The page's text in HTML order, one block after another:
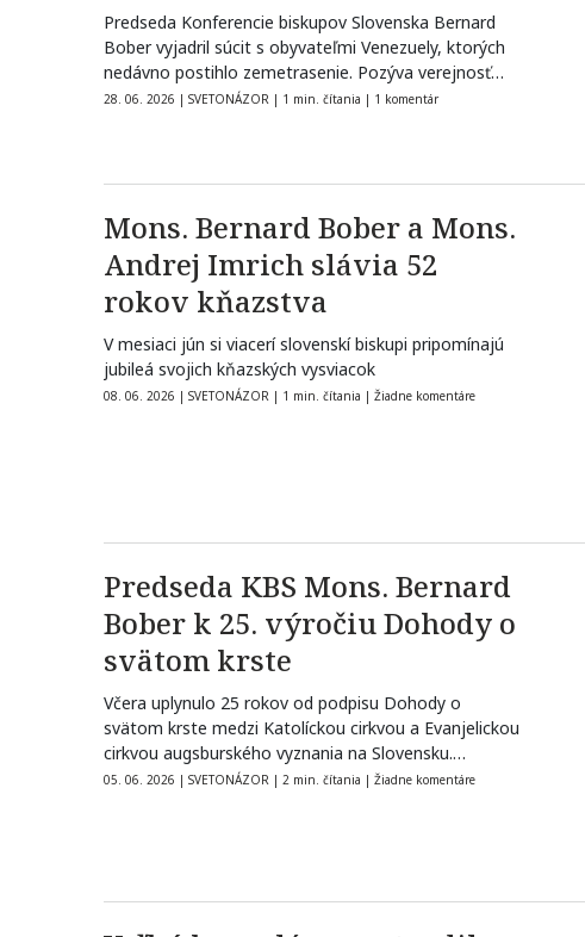
Predseda Konferencie biskupov Slovenska Bernard
Bober vyjadril súcit s obyvateľmi Venezuely, ktorých
nedávno postihlo zemetrasenie. Pozýva verejnosť
pomôcť cez zbierku.…
28. 06. 2026 | SVETONÁZOR | 1 min. čítania | 1 komentár
Mons. Bernard Bober a Mons.
Andrej Imrich slávia 52
rokov kňazstva
V mesiaci jún si viacerí slovenskí biskupi pripomínajú
jubileá svojich kňazských vysviacok
08. 06. 2026 | SVETONÁZOR | 1 min. čítania | Žiadne komentáre
Predseda KBS Mons. Bernard
Bober k 25. výročiu Dohody o
svätom krste
Včera uplynulo 25 rokov od podpisu Dohody o
svätom krste medzi Katolíckou cirkvou a Evanjelickou
cirkvou augsburského vyznania na Slovensku.…
05. 06. 2026 | SVETONÁZOR | 2 min. čítania | Žiadne komentáre